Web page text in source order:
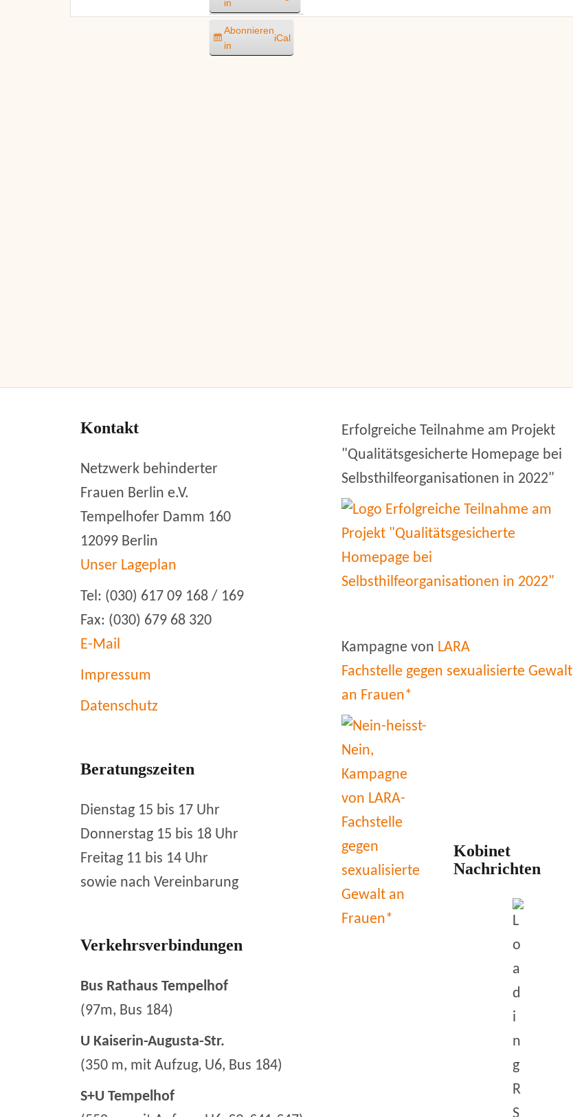
in
Abonnieren
in
iCal
Kontakt
Netzwerk behinderter
Frauen Berlin e.V.
Tempelhofer Damm 160
12099 Berlin
Unser Lageplan
Tel: (030) 617 09 168 / 169
Fax: (030) 679 68 320
E-Mail
Impressum
Datenschutz
Beratungszeiten
Dienstag 15 bis 17 Uhr
Donnerstag 15 bis 18 Uhr
Freitag 11 bis 14 Uhr
sowie nach Vereinbarung
Verkehrsverbindungen
Bus Rathaus Tempelhof
(97m, Bus 184)
U Kaiserin-Augusta-Str.
(350 m, mit Aufzug, U6, Bus 184)
S+U Tempelhof
Erfolgreiche Teilnahme am Projekt
"Qualitätsgesicherte Homepage bei
Selbsthilfeorganisationen in 2022"
Kampagne von LARA
Fachstelle gegen sexualisierte Gewalt
an Frauen*
Kobinet
Nachrichten